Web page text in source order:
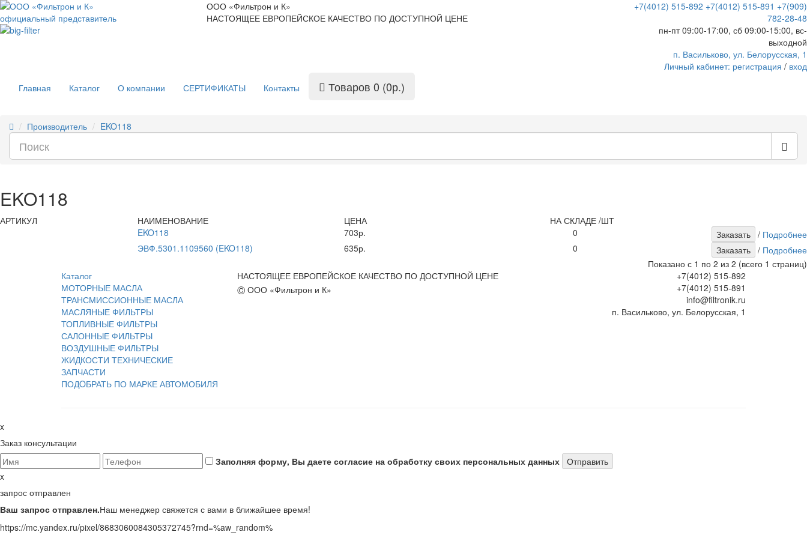
официальный представитель
ООО «Фильтрон и К»
НАСТОЯЩЕЕ ЕВРОПЕЙСКОЕ КАЧЕСТВО ПО ДОСТУПНОЙ ЦЕНЕ
+7(4012) 515-892 +7(4012) 515-891 +7(909)
782-28-48
пн-пт 09:00-17:00, сб 09:00-15:00, вс-
выходной
п. Васильково, ул. Белорусская, 1
Личный кабинет: регистрация / вход
Главная
Каталог О компании СЕРТИФИКАТЫ Контакты Товаров 0 (0р.)
Производитель EKO118
EKO118
АРТИКУЛ НАИМЕНОВАНИЕ ЦЕНА
НА СКЛАДЕ /ШТ
EKO118
703р. 0 / Подробнее
ЭВФ.5301.1109560 (EKO118)
635р. 0 / Подробнее
Показано с 1 по 2 из 2 (всего 1 страниц)
Каталог
МОТОРНЫЕ МАСЛА
ТРАНСМИССИОННЫЕ МАСЛА
МАСЛЯНЫЕ ФИЛЬТРЫ
ТОПЛИВНЫЕ ФИЛЬТРЫ
САЛОННЫЕ ФИЛЬТРЫ
ВОЗДУШНЫЕ ФИЛЬТРЫ
ЖИДКОСТИ ТЕХНИЧЕСКИЕ
ЗАПЧАСТИ
ПОДOБРАТЬ ПО МАРКЕ АВТОМОБИЛЯ
НАСТОЯЩЕЕ ЕВРОПЕЙСКОЕ КАЧЕСТВО ПО ДОСТУПНОЙ ЦЕНЕ
© ООО «Фильтрон и К»
+7(4012) 515-892
+7(4012) 515-891
info@filtronik.ru
п. Васильково, ул. Белорусская, 1
x
Заказ консультации
Заполняя форму, Вы даете согласие на обработку своих персональных данных
x
запрос отправлен
Ваш запрос отправлен.Наш менеджер свяжется с вами в ближайшее время!
https://mc.yandex.ru/pixel/8683060084305372745?rnd=%aw_random%